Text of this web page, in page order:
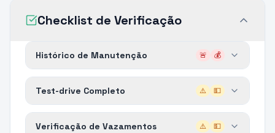
Checklist de Verificação
Histórico de Manutenção 🚨 💰
Test-drive Completo ⚠️ 💵
Verificação de Vazamentos ⚠️ 💵